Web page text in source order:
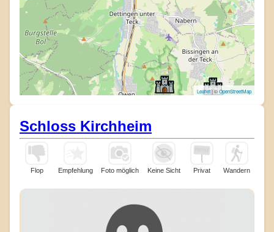
Leaflet| ©OpenStreetMap
Schloss Kirchheim
Flop Empfehlung Foto möglich Keine Sicht Privat Wandern